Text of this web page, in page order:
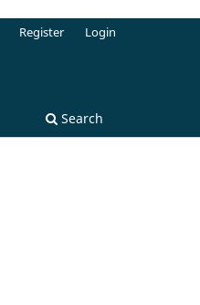
Search
Register Login